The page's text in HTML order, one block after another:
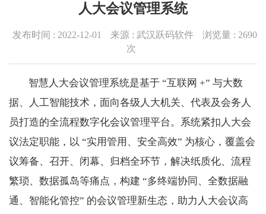
人大会议管理系统
发布时间 : 2022-12-01 来源 : 武汉跃码软件 浏览量 : 2690
次
智慧人大会议管理系统是基于 “互联网 +” 与大数
据、人工智能技术，面向各级人大机关、代表及会务人
员打造的全流程数字化会议管理平台。系统紧扣人大会
议法定职能，以 “实用管用、安全高效” 为核心，覆盖会
议筹备、召开、闭幕、归档全环节，解决纸质化、流程
繁琐、数据孤岛等痛点，构建 “多终端协同、全数据融
通、智能化管控” 的会议管理新生态，助力人大会议高